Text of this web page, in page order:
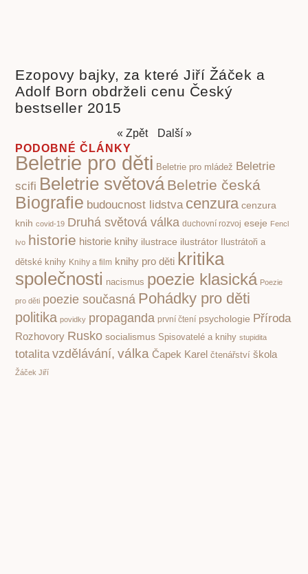
Ezopovy bajky, za které Jiří Žáček a
Adolf Born obdrželi cenu Český
bestseller 2015
« Zpět
Další »
PODOBNÉ ČLÁNKY
Beletrie pro děti Beletrie pro mládež Beletrie
scifi Beletrie světováBeletrie česká
Biografie budoucnost lidstva cenzura cenzura
knih covid-19 Druhá světová válka duchovní rozvoj eseje Fencl
Ivo historie historie knihy ilustrace ilustrátor Ilustrátoři a
dětské knihy Knihy a film knihy pro děti kritika
společnosti nacismus poezie klasická Poezie
pro děti poezie současná Pohádky pro děti
politika povidky propaganda první čtení psychologie Příroda
Rozhovory Rusko socialismus Spisovatelé a knihy stupidita
totalita vzdělávání, válka Čapek Karel čtenářství škola
Žáček Jiří